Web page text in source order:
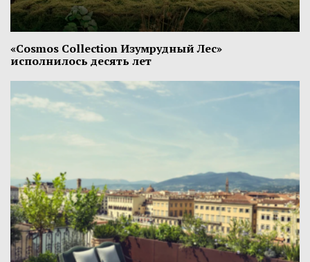
«Cosmos Collection Изумрудный Лес»
исполнилось десять лет